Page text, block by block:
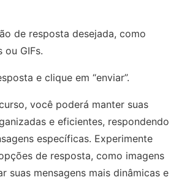
de resposta desejada, como
ou GIFs.
e clique em “enviar”.
você poderá manter suas
e eficientes, respondendo
específicas. Experimente
de resposta, como imagens
suas mensagens mais dinâmicas e